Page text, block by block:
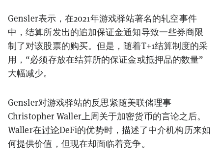
Gensler表示，在2021年游戏驿站著名的轧空事件
中，结算所发出的追加保证金通知导致一些券商限
制了对该股票的购买。但是，随着T+1结算制度的采
用，“必须存放在结算所的保证金或抵押品的数量”
大幅减少。
Gensler对游戏驿站的反思紧随美联储理事
Christopher Waller上周关于加密货币的言论之后。
Waller在讨论DeFi的优势时，描述了中介机构历来如
何提供价值，但现在却面临着竞争。